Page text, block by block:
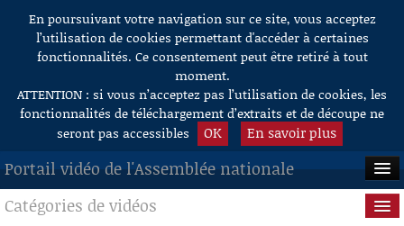
Aller au contenu
En poursuivant votre navigation sur ce site, vous acceptez
l’utilisation de cookies permettant d'accéder à certaines
fonctionnalités. Ce consentement peut être retiré à tout
moment.
ATTENTION : si vous n’acceptez pas l’utilisation de cookies, les
fonctionnalités de téléchargement d’extraits et de découpe ne
seront pas accessibles
OK En savoir plus
Portail vidéo de l'Assemblée nationale
ACCUEIL
Catégories de vidéos